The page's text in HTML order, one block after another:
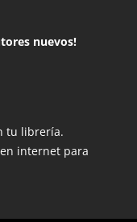
nuevos!
tu librería.
internet para